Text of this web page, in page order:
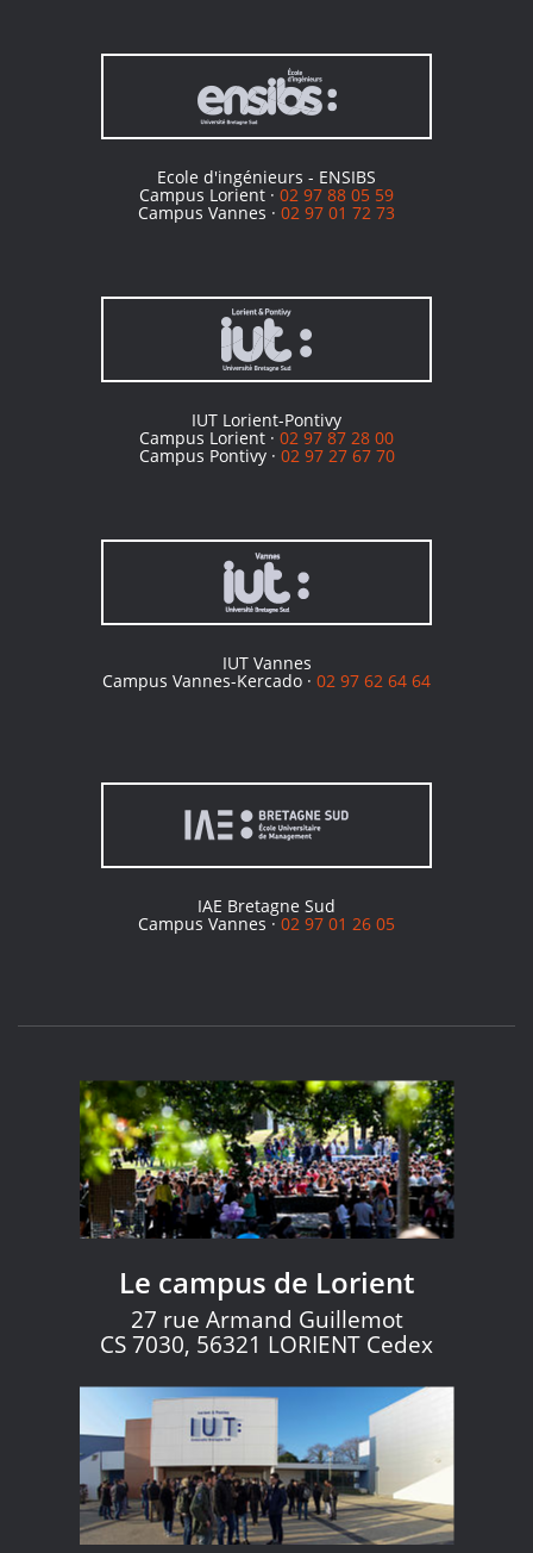
Ecole d'ingénieurs - ENSIBS
Campus Lorient · 02 97 88 05 59
Campus Vannes · 02 97 01 72 73
IUT Lorient-Pontivy
Campus Lorient · 02 97 87 28 00
Campus Pontivy · 02 97 27 67 70
IUT Vannes
Campus Vannes-Kercado · 02 97 62 64 64
IAE Bretagne Sud
Campus Vannes ·02 97 01 26 05
Le campus de Lorient
27 rue Armand Guillemot
CS 7030, 56321 LORIENT Cedex